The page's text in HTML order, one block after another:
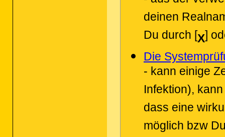
deinen
Du durch [X]
Die
- kann einige
Infektion),
dass eine
möglich bzw